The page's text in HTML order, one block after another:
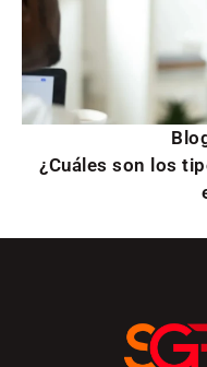
¿Cuáles son los